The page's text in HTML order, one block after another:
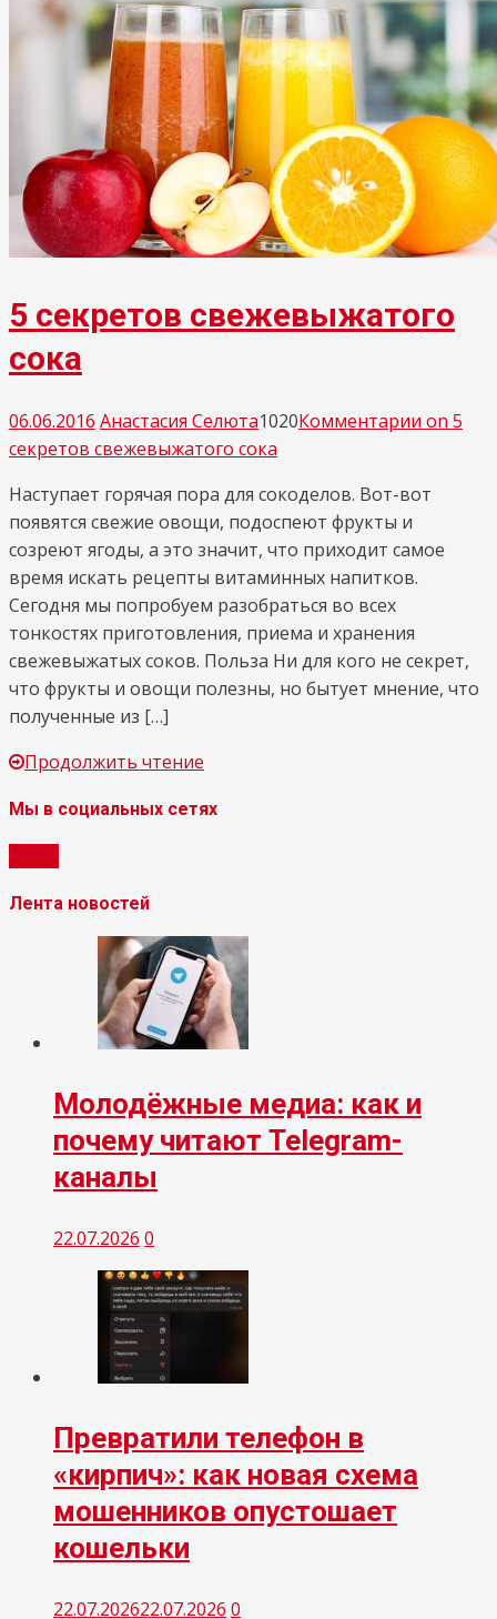
5 секретов свежевыжатого
сока
06.06.2016 Анастасия Селюта1020Комментарии on 5
секретов свежевыжатого сока
Наступает горячая пора для сокоделов. Вот-вот
появятся свежие овощи, подоспеют фрукты и
созреют ягоды, а это значит, что приходит самое
время искать рецепты витаминных напитков.
Сегодня мы попробуем разобраться во всех
тонкостях приготовления, приема и хранения
свежевыжатых соков. Польза Ни для кого не секрет,
что фрукты и овощи полезны, но бытует мнение, что
полученные из […]
Продолжить чтение
Мы в социальных сетях
Лента новостей
Молодёжные медиа: как и
почему читают Telegram-
каналы
22.07.2026 0
Превратили телефон в
«кирпич»: как новая схема
мошенников опустошает
кошельки
22.07.202622.07.2026 0